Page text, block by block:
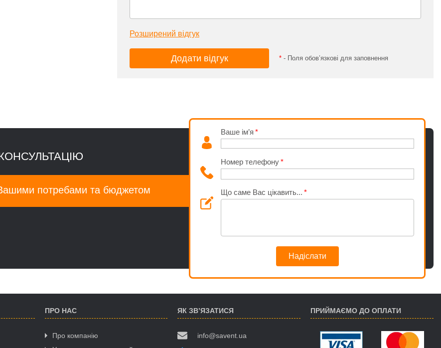
Розширений відгук
* - Поля обов’язкові для заповнення
потребами та бюджетом
Ваше ім’я
Номер телефону
Що саме Вас цікавить...
Надіслати
ПРО НАС
Про компанію
ЯК ЗВ’ЯЗАТИСЯ
info@savent.ua
ПРИЙМАЄМО ДО ОПЛАТИ